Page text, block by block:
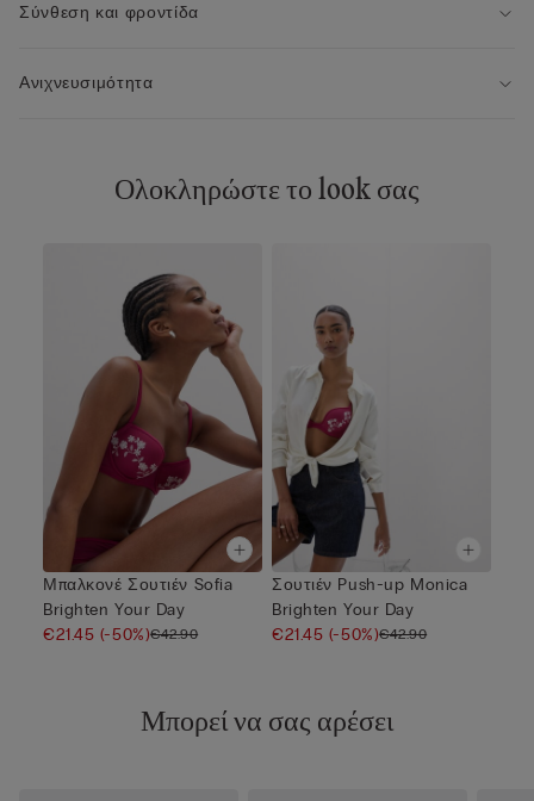
Σύνθεση και φροντίδα
Ανιχνευσιμότητα
Ολοκληρώστε το look σας
Μπαλκονέ Σουτιέν Sofia
Brighten Your Day
€21.45 (-50%)€42.90
Σουτιέν Push-up Monica
Brighten Your Day
€21.45 (-50%)€42.90
Μπορεί να σας αρέσει